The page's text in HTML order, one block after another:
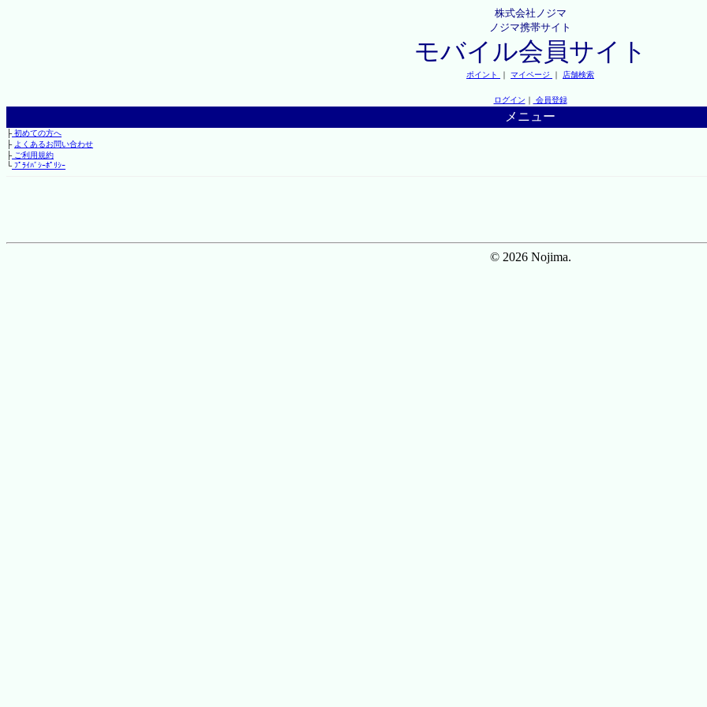
株式会社ノジマ
ノジマ携帯サイト
モバイル会員サイト
ポイント ｜ マイページ ｜ 店舗検索
ログイン ｜ 会員登録
メニュー
├初めての方へ
├ よくあるお問い合わせ
├ご利用規約
└ﾌﾟﾗｲﾊﾞｼｰﾎﾟﾘｼｰ
© 2026 Nojima.